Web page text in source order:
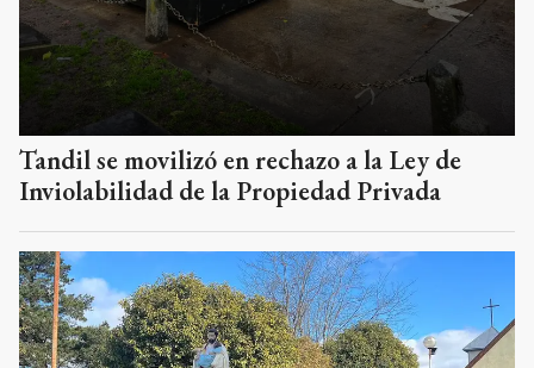
Tandil se movilizó en rechazo a la Ley de
Inviolabilidad de la Propiedad Privada